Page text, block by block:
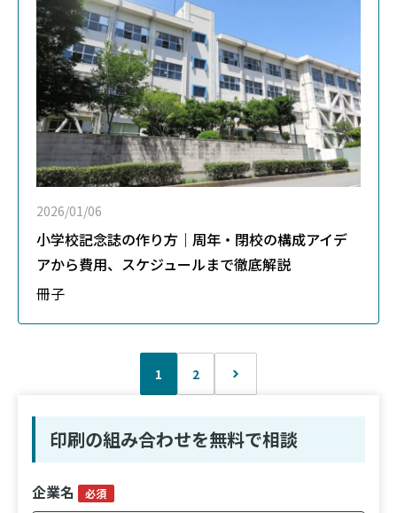
2026/01/06
小学校記念誌の作り方｜周年・閉校の構成アイデ
アから費用、スケジュールまで徹底解説
冊子
1 2
印刷の組み合わせを無料で相談
企業名 必須